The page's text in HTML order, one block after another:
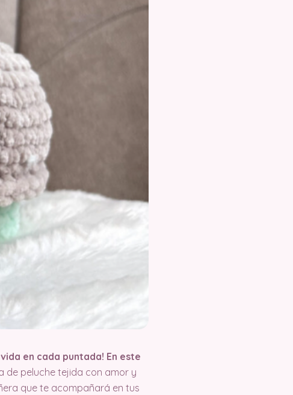
en cada puntada! En este
de peluche tejida con amor y
que te acompañará en tus